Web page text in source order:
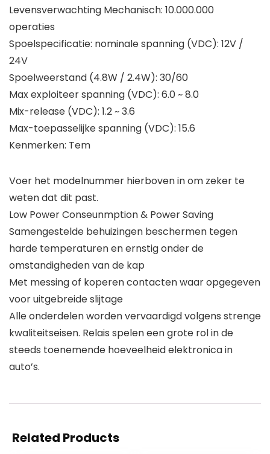
Levensverwachting Mechanisch: 10.000.000
operaties
Spoelspecificatie: nominale spanning (VDC): 12V /
24V
Spoelweerstand (4.8W / 2.4W): 30/60
Max exploiteer spanning (VDC): 6.0 ~ 8.0
Mix-release (VDC): 1.2 ~ 3.6
Max-toepasselijke spanning (VDC): 15.6
Kenmerken: Tem
Voer het modelnummer hierboven in om zeker te
weten dat dit past.
Low Power Conseunmption & Power Saving
Samengestelde behuizingen beschermen tegen
harde temperaturen en ernstig onder de
omstandigheden van de kap
Met messing of koperen contacten waar opgegeven
voor uitgebreide slijtage
Alle onderdelen worden vervaardigd volgens strenge
kwaliteitseisen. Relais spelen een grote rol in de
steeds toenemende hoeveelheid elektronica in
auto’s.
Related Products